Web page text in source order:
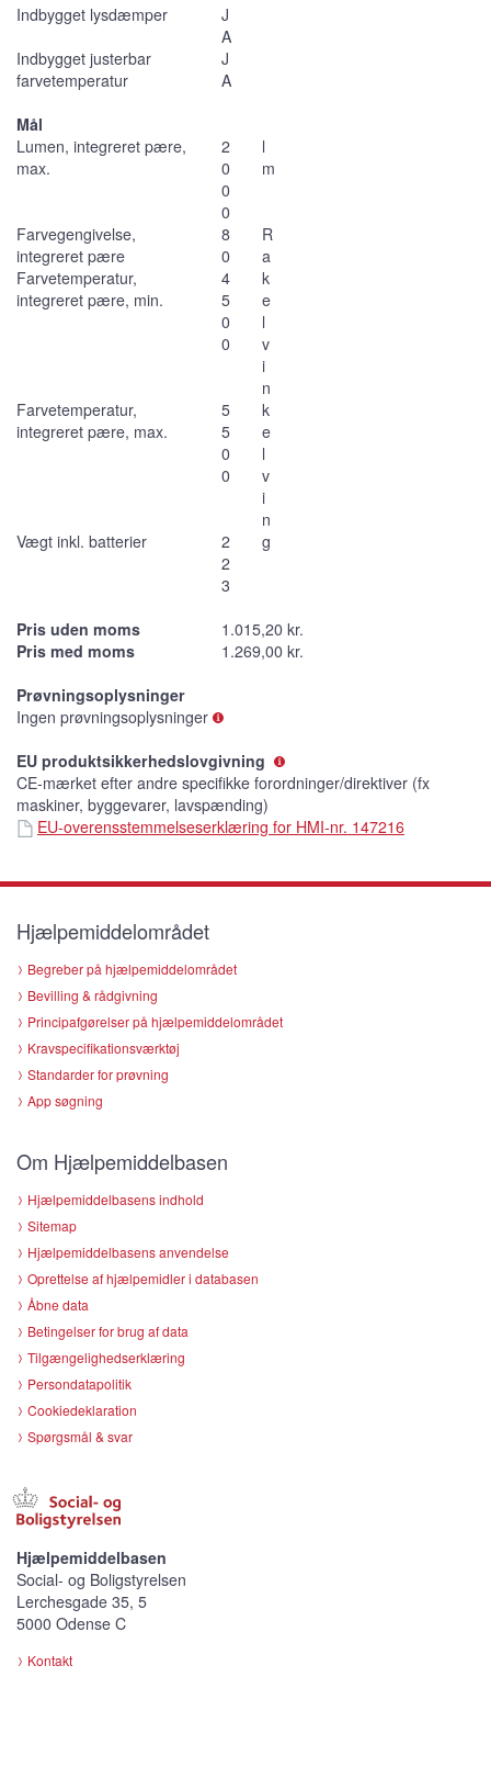
Indbygget lysdæmper
J
A
Indbygget justerbar
farvetemperatur
J
A
Mål
Lumen, integreret pære,
max.
2
0
0
0
l
m
Farvegengivelse,
integreret pære
8
0
R
a
Farvetemperatur,
integreret pære, min.
4
5
0
0
k
e
l
v
i
n
Farvetemperatur,
integreret pære, max.
5
5
0
0
k
e
l
v
i
n
Vægt inkl. batterier
2
2
3
g
Pris uden moms
1.015,20 kr.
Pris med moms
1.269,00 kr.
Prøvningsoplysninger
Ingen prøvningsoplysninger
EU produktsikkerhedslovgivning
CE-mærket efter andre specifikke forordninger/direktiver (fx
maskiner, byggevarer, lavspænding)
EU-overensstemmelseserklæring for HMI-nr. 147216
Hjælpemiddelområdet
Begreber på hjælpemiddelområdet
Bevilling & rådgivning
Principafgørelser på hjælpemiddelområdet
Kravspecifikationsværktøj
Standarder for prøvning
App søgning
Om Hjælpemiddelbasen
Hjælpemiddelbasens indhold
Sitemap
Hjælpemiddelbasens anvendelse
Oprettelse af hjælpemidler i databasen
Åbne data
Betingelser for brug af data
Tilgængelighedserklæring
Persondatapolitik
Cookiedeklaration
Spørgsmål & svar
Hjælpemiddelbasen
Social- og Boligstyrelsen
Lerchesgade 35, 5
5000 Odense C
Kontakt